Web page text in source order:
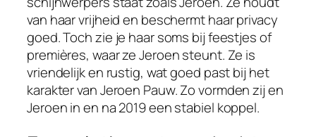
van haar vrijheid en beschermt haar privacy
goed. Toch zie je haar soms bij feestjes of
premières, waar ze Jeroen steunt. Ze is
vriendelijk en rustig, wat goed past bij het
karakter van Jeroen Pauw. Zo vormden zij en
Jeroen in en na 2019 een stabiel koppel.